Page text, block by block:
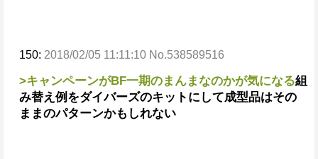
150: 2018/02/05 11:11:10 No.538589516
>キャンペーンがBF一期のまんまなのかが気になる組
み替え例をダイバーズのキットにして成型品はその
ままのパターンかもしれない